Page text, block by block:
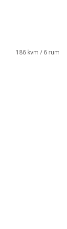
186 kvm / 6 rum